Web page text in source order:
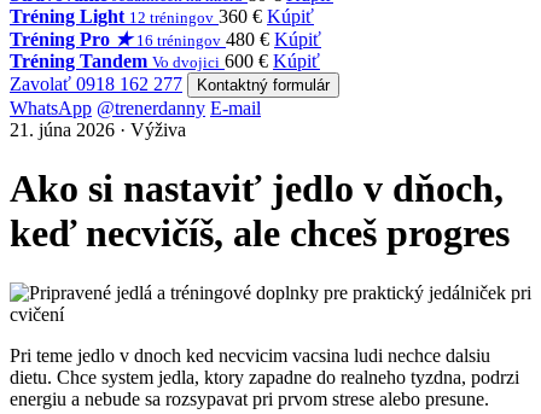
Tréning Light 12 tréningov 360 € Kúpiť
Tréning Pro ★ 16 tréningov 480 € Kúpiť
Tréning Tandem Vo dvojici 600 € Kúpiť
Zavolať 0918 162 277
Kontaktný formulár
WhatsApp @trenerdanny E-mail
21. júna 2026 · Výživa
Ako si nastaviť jedlo v dňoch,
keď necvičíš, ale chceš progres
Pri teme jedlo v dnoch ked necvicim vacsina ludi nechce dalsiu
dietu. Chce system jedla, ktory zapadne do realneho tyzdna, podrzi
energiu a nebude sa rozsypavat pri prvom strese alebo presune.